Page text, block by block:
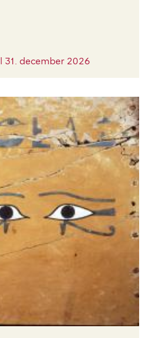
31. december 2026